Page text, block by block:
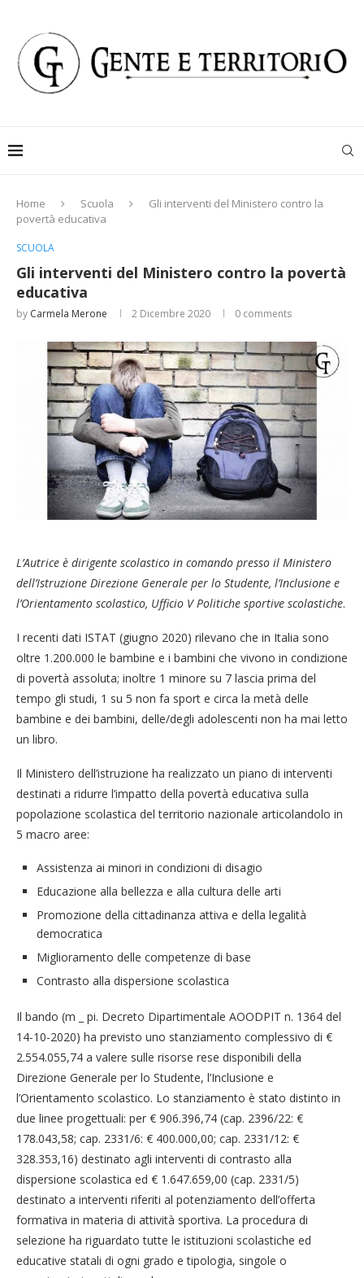
Home Scuola
Gli interventi del Ministero contro la
povertà educativa
SCUOLA
Gli interventi del Ministero contro la povertà
educativa
by Carmela Merone 2 Dicembre 2020 0 comments
L’Autrice è dirigente scolastico in comando presso il Ministero
dell’Istruzione Direzione Generale per lo Studente, l’Inclusione e
l’Orientamento scolastico, Ufficio V Politiche sportive scolastiche.
I recenti dati ISTAT (giugno 2020) rilevano che in Italia sono
oltre 1.200.000 le bambine e i bambini che vivono in condizione
di povertà assoluta; inoltre 1 minore su 7 lascia prima del
tempo gli studi, 1 su 5 non fa sport e circa la metà delle
bambine e dei bambini, delle/degli adolescenti non ha mai letto
un libro.
Il Ministero dell’istruzione ha realizzato un piano di interventi
destinati a ridurre l’impatto della povertà educativa sulla
popolazione scolastica del territorio nazionale articolandolo in
5 macro aree:
Assistenza ai minori in condizioni di disagio
Educazione alla bellezza e alla cultura delle arti
Promozione della cittadinanza attiva e della legalità
democratica
Miglioramento delle competenze di base
Contrasto alla dispersione scolastica
Il bando (m _ pi. Decreto Dipartimentale AOODPIT n. 1364 del
14-10-2020) ha previsto uno stanziamento complessivo di €
2.554.055,74 a valere sulle risorse rese disponibili della
Direzione Generale per lo Studente, l’Inclusione e
l’Orientamento scolastico. Lo stanziamento è stato distinto in
due linee progettuali: per € 906.396,74 (cap. 2396/22: €
178.043,58; cap. 2331/6: € 400.000,00; cap. 2331/12: €
328.353,16) destinato agli interventi di contrasto alla
dispersione scolastica ed € 1.647.659,00 (cap. 2331/5)
destinato a interventi riferiti al potenziamento dell’offerta
formativa in materia di attività sportiva. La procedura di
selezione ha riguardato tutte le istituzioni scolastiche ed
educative statali di ogni grado e tipologia, singole o